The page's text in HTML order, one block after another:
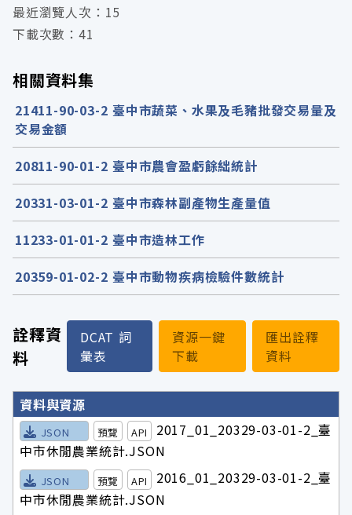
詮釋資
料
DCAT 詞
彙表
資源一鍵
下載
匯出詮釋
資料
詮釋資料詳細內容
資料與資源
JSON 預覽 API
2017_01_20329-03-01-2_臺
中市休閒農業統計.JSON
JSON 預覽 API
2016_01_20329-03-01-2_臺
中市休閒農業統計.JSON
最近瀏覽人次：15
下載次數：41
相關資料集
21411-90-03-2 臺中市蔬菜、水果及毛豬批發交易量及
交易金額
20811-90-01-2 臺中市農會盈虧餘絀統計
20331-03-01-2 臺中市森林副產物生產量值
11233-01-01-2 臺中市造林工作
20359-01-02-2 臺中市動物疾病檢驗件數統計